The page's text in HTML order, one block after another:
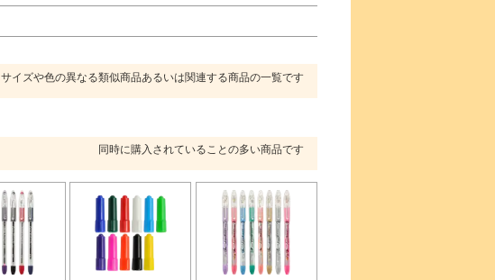
サイズや色の異なる類似商品あるいは関連する商品の一覧です
同時に購入されていることの多い商品です